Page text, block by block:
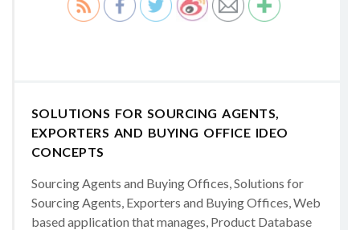
SOLUTIONS FOR SOURCING AGENTS,
EXPORTERS AND BUYING OFFICE IDEO
CONCEPTS
Sourcing Agents and Buying Offices, Solutions for
Sourcing Agents, Exporters and Buying Offices, Web
based application that manages, Product Database